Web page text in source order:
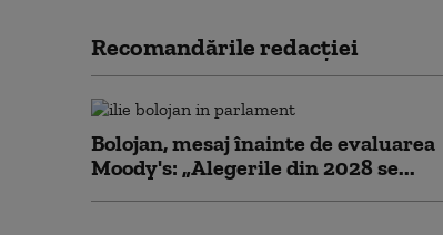
Recomandările redacţiei
Bolojan, mesaj înainte de evaluarea
Moody's: „Alegerile din 2028 se...